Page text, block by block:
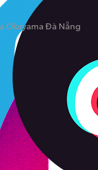
Okayama Đà Nẵng